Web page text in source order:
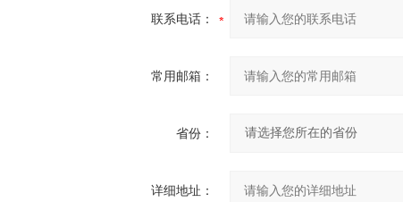
联系电话：
常用邮箱：
省份：
详细地址：